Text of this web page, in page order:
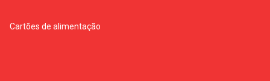
Cartões de alimentação